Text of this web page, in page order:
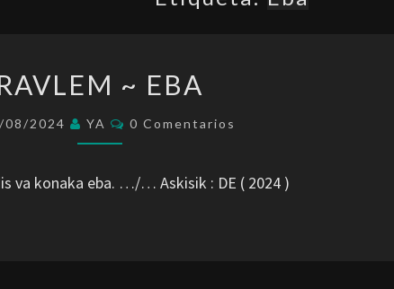
~
EBA
~ EBA
08/2024 YA Comentarios
0 Comentarios
va konaka eba. …/… Askisik : DE ( 2024 )